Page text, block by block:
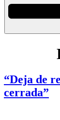
“Deja de
cerrada”